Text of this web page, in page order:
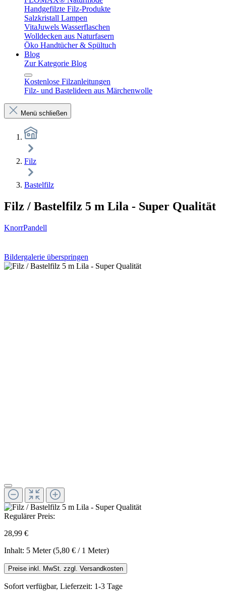
Handgefilzte Filz-Produkte
Salzkristall Lampen
VitaJuwels Wasserflaschen
Wolldecken aus Naturfasern
Öko Handtücher & Spültuch
Blog
Zur Kategorie Blog
Kostenlose Filzanleitungen
Filz- und Bastelideen aus Märchenwolle
Menü schließen
Filz
Bastelfilz
Filz / Bastelfilz 5 m Lila - Super Qualität
KnorrPandell
Bildergalerie überspringen
Regulärer Preis:
28,99 €
Inhalt: 5 Meter(5,80 € / 1 Meter)
Preise inkl. MwSt. zzgl. Versandkosten
Sofort verfügbar, Lieferzeit: 1-3 Tage